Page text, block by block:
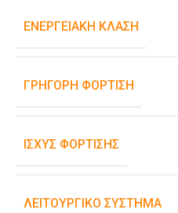
ΕΝΕΡΓΕΙΑΚΉ ΚΛΆΣΗ
ΓΡΉΓΟΡΗ ΦΌΡΤΙΣΗ
ΙΣΧΎΣ ΦΌΡΤΙΣΗΣ
ΛΕΙΤΟΥΡΓΙΚΌ ΣΎΣΤΗΜΑ